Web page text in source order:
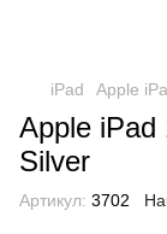
iPad Apple
Apple iPad
Silver
Артикул: 3702